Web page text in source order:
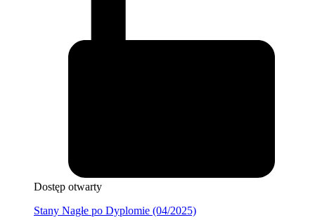
Dostęp otwarty
Stany Nagłe po Dyplomie (04/2025)